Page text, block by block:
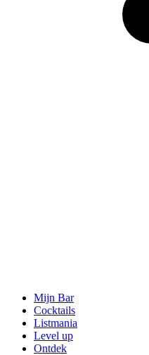
Mijn Bar
Cocktails
Listmania
Level up
Ontdek